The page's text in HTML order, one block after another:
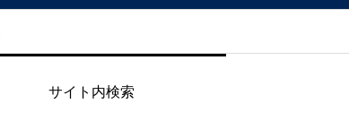
サイト内検索